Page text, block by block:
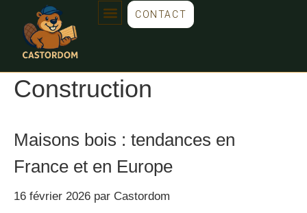
CONTACT
Construction
Maisons bois : tendances en
France et en Europe
16 février 2026 par Castordom